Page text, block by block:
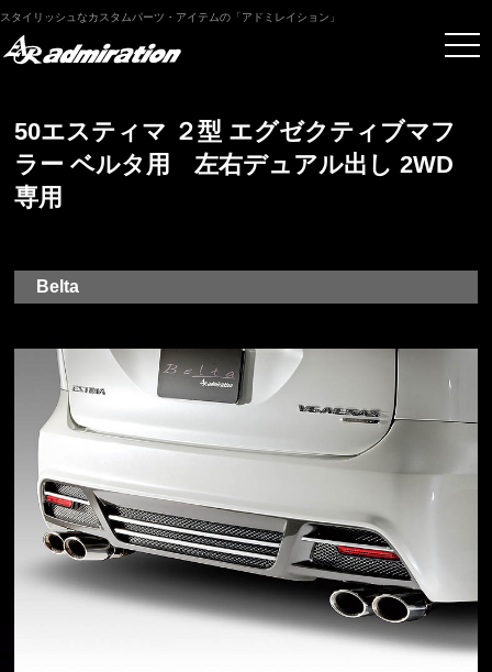
スタイリッシュなカスタムパーツ・アイテムの「アドミレイション」
50エスティマ ２型 エグゼクティブマフ
ラー ベルタ用 左右デュアル出し 2WD
専用
Belta